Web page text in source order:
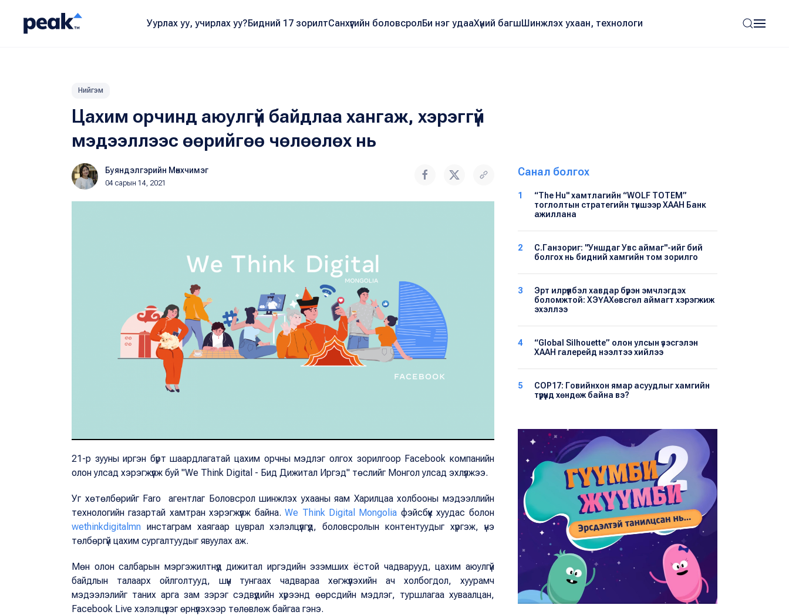
Уурлах уу, учирлах уу?Бидний 17 зорилтСанхүүгийн боловсролБи нэг удааХүний багшШинжлэх ухаан, технологи
Нийгэм
Цахим орчинд аюулгүй байдлаа хангаж, хэрэггүй
мэдээллээс өөрийгөө чөлөөлөх нь
Буяндэлгэрийн Мөнхчимэг
04 сарын 14, 2021
21-р зууны иргэн бүрт шаардлагатай цахим орчны мэдлэг олгох зорилгоор Facebook компанийн
олон улсад хэрэгжүүлж буй "We Think Digital - Бид Дижитал Иргэд" төслийг Монгол улсад эхлүүлжээ.
Уг хөтөлбөрийг Faro агентлаг Боловсрол шинжлэх ухааны яам Харилцаа холбооны мэдээллийн
технологийн газартай хамтран хэрэгжүүлж байна.We Think Digital Mongolia фэйсбүүк хуудас болон
wethinkdigitalmn инстаграм хаягаар цуврал хэлэлцүүлгүүд, боловсролын контентуудыг хүргэж, үнэ
төлбөргүй цахим сургалтуудыг явуулах аж.
Мөн олон салбарын мэргэжилтнүүд дижитал иргэдийн эзэмших ёстой чадварууд, цахим аюулгүй
байдлын талаарх ойлголтууд, шүүн тунгаах чадвараа хөгжүүлэхийн ач холбогдол, хуурамч
мэдээлэлийг таних арга зам зэрэг сэдвүүдийн хүрээнд өөрсдийн мэдлэг, туршлагаа хуваалцан,
Facebook Live хэлэлцүүлэг өрнүүлэхээр төлөвлөж байгаа гэнэ.
Санал болгох
1
“The Hu" хамтлагийн “WOLF TOTEM”
тоглолтын стратегийн түншээр ХААН Банк
ажиллана
2
С.Ганзориг: "Уншдаг Увс аймаг"-ийг бий
болгох нь бидний хамгийн том зорилго
3
Эрт илрүүлбэл хавдар бүрэн эмчлэгдэх
боломжтой: ХЭҮА​Хөвсгөл аймагт хэрэгжиж
эхэллээ
4
“Global Silhouette” олон улсын үзэсгэлэн
ХААН галерейд нээлтээ хийлээ
5
COP17: Говийнхон ямар асуудлыг хамгийн
түрүүнд хөндөж байна вэ?